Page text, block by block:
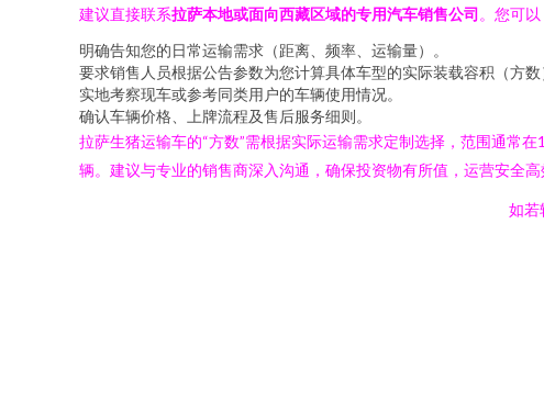
建议直接联系拉萨本地或面向西藏区域的专用汽车销售公司。您可以
明确告知您的日常运输需求（距离、频率、运输量）。
要求销售人员根据公告参数为您计算具体车型的实际装载容积（方数
实地考察现车或参考同类用户的车辆使用情况。
确认车辆价格、上牌流程及售后服务细则。
拉萨生猪运输车的“方数”需根据实际运输需求定制选择，范围通常
辆。建议与专业的销售商深入沟通，确保投资物有所值，运营安全高
如若